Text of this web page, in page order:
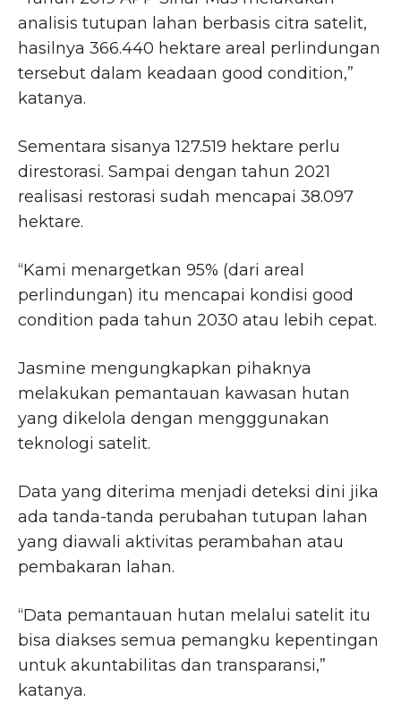
analisis tutupan lahan berbasis citra satelit,
hasilnya 366.440 hektare areal perlindungan
tersebut dalam keadaan good condition,”
katanya.
Sementara sisanya 127.519 hektare perlu
direstorasi. Sampai dengan tahun 2021
realisasi restorasi sudah mencapai 38.097
hektare.
“Kami menargetkan 95% (dari areal
perlindungan) itu mencapai kondisi good
condition pada tahun 2030 atau lebih cepat.
Jasmine mengungkapkan pihaknya
melakukan pemantauan kawasan hutan
yang dikelola dengan mengggunakan
teknologi satelit.
Data yang diterima menjadi deteksi dini jika
ada tanda-tanda perubahan tutupan lahan
yang diawali aktivitas perambahan atau
pembakaran lahan.
“Data pemantauan hutan melalui satelit itu
bisa diakses semua pemangku kepentingan
untuk akuntabilitas dan transparansi,”
katanya.